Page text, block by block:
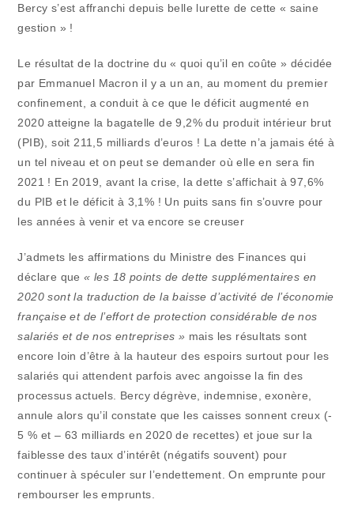
Bercy s’est affranchi depuis belle lurette de cette « saine
gestion » !
Le résultat de la doctrine du « quoi qu’il en coûte » décidée
par Emmanuel Macron il y a un an, au moment du premier
confinement, a conduit à ce que le déficit augmenté en
2020 atteigne la bagatelle de 9,2% du produit intérieur brut
(PIB), soit 211,5 milliards d’euros ! La dette n’a jamais été à
un tel niveau et on peut se demander où elle en sera fin
2021 ! En 2019, avant la crise, la dette s’affichait à 97,6%
du PIB et le déficit à 3,1% ! Un puits sans fin s’ouvre pour
les années à venir et va encore se creuser
J’admets les affirmations du Ministre des Finances qui
déclare que« les 18 points de dette supplémentaires en
2020 sont la traduction de la baisse d’activité de l’économie
française et de l’effort de protection considérable de nos
salariés et de nos entreprises » mais les résultats sont
encore loin d’être à la hauteur des espoirs surtout pour les
salariés qui attendent parfois avec angoisse la fin des
processus actuels. Bercy dégrève, indemnise, exonère,
annule alors qu’il constate que les caisses sonnent creux (-
5 % et – 63 milliards en 2020 de recettes) et joue sur la
faiblesse des taux d’intérêt (négatifs souvent) pour
continuer à spéculer sur l’endettement. On emprunte pour
rembourser les emprunts.